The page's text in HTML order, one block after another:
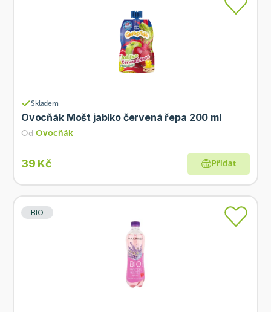
Skladem
Ovocňák Mošt jablko červená řepa 200 ml
Od Ovocňák
39 Kč Přidat
BIO